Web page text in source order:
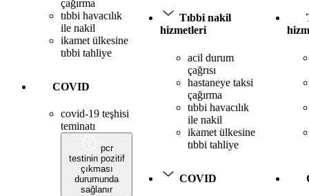
çağırma
tıbbi havacılık
ile nakil
ikamet ülkesine
tıbbi tahliye
COVID
covid-19 teşhisi
teminatı
pcr
testinin pozitif
çıkması
durumunda
sağlanır
Tıbbi nakil
hizmetleri
acil durum
çağrısı
hastaneye taksi
çağırma
tıbbi havacılık
ile nakil
ikamet ülkesine
tıbbi tahliye
COVID